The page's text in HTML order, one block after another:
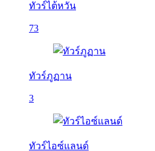
ทัวร์ไต้หวัน
73
ทัวร์ภูฏาน
3
ทัวร์ไอซ์แลนด์